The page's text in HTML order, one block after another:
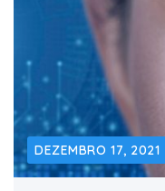
DEZEMBRO 17, 2021